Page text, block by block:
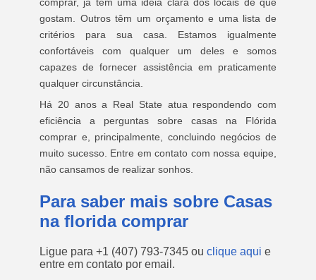
gostam. Outros têm um orçamento e uma lista de
critérios para sua casa. Estamos igualmente
confortáveis ​​com qualquer um deles e somos
capazes de fornecer assistência em praticamente
qualquer circunstância.
Há 20 anos a Real State atua respondendo com
eficiência a perguntas sobre casas na Flórida
comprar e, principalmente, concluindo negócios de
muito sucesso. Entre em contato com nossa equipe,
não cansamos de realizar sonhos.
Para saber mais sobre Casas
na florida comprar
Ligue para +1 (407) 793-7345 ou clique aqui e
entre em contato por email.